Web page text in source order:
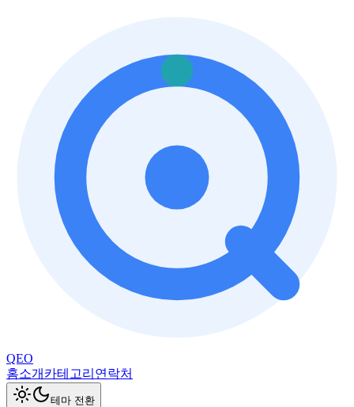
QEO
홈소개 카테고리 연락처
테마 전환